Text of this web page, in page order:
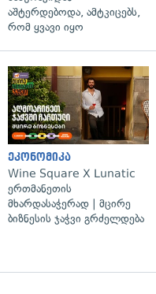
აშტერდებოდა, ამტკიცებს,
რომ ყვავი იყო
ეკონომიკა
Wine Square X Lunatic
ერთმანეთის
მხარდასაჭერად | მცირე
ბიზნესის ჯაჭვი გრძელდება